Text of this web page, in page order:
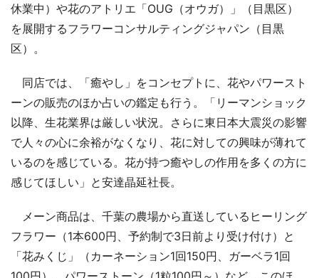
休業中）や花のアトリエ「OUG（オウガ）」（目黒区）
を展開するフラワーコンサルティングジャパン（目黒
区）。
同店では、「癒やし」をコンセプトに、花やパワースト
ーンの販売のほか占いの鑑定も行う。「リーマンショック
以降、生花業界は厳しい状況。さらに東日本大震災の影響
で人々の心に余裕がなくなり、花に対しての興味が薄れて
いるのを感じている。花が持つ癒やしの作用を多くの方に
感じてほしい」と安達晶延社長。
メーン商品は、千葉の農場から直送しているヒーリング
フラワー（1本600円、予約制で3日前より受け付け）と
「花みくじ」（カーネーション1回150円、ガーベラ1回